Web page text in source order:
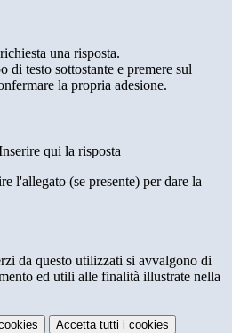
una risposta.
di testo sottostante e premere sul
la propria adesione.
qui la risposta
l'allegato (se presente) per dare la
da questo utilizzati si avvalgono di
ed utili alle finalità illustrate nella
Accetta tutti i cookies